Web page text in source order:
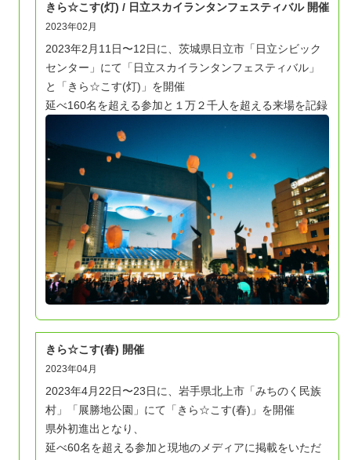
きら☆こす(灯) / 日立スカイランタンフェスティバル 開催
2023年02月
2023年2月11日〜12日に、茨城県日立市「日立シビック
センター」にて「日立スカイランタンフェスティバル」
と「きら☆こす(灯)」を開催
延べ160名を超える参加と１万２千人を超える来場を記録
きら☆こす(春) 開催
2023年04月
2023年4月22日〜23日に、岩手県北上市「みちのく民族
村」「展勝地公園」にて「きら☆こす(春)」を開催
県外初進出となり、
延べ60名を超える参加と現地のメディアに掲載をいただ